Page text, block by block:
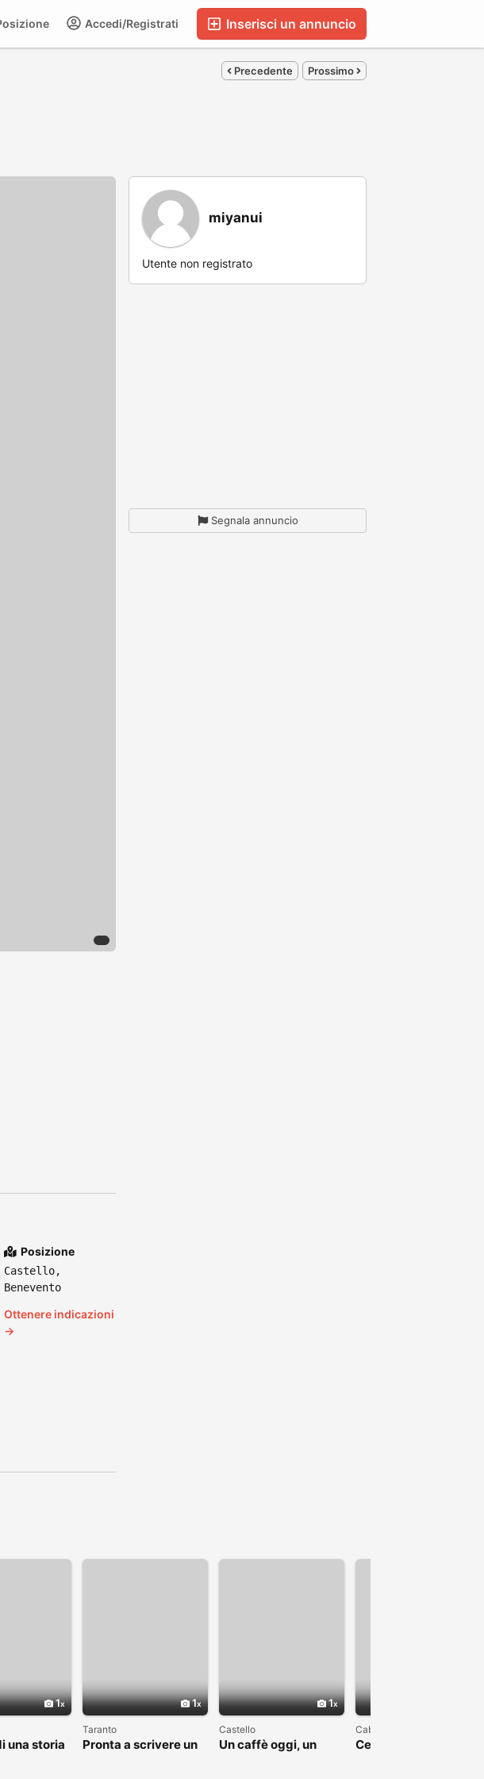
Inserisci un annuncio
Accedi/Registrati
Precedente Prossimo
Posizione
Castello,
Benevento
Ottenere indicazioni
→
miyanui
Utente non registrato
Segnala annuncio
1
una storia
1
Taranto
Pronta a scrivere un
1
Castello
Un caffè oggi, un
Cabras
Cerco una bella